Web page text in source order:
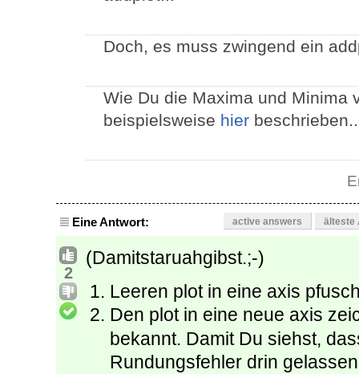
Doch, es muss zwingend ein
Wie Du die Maxima und Minima
beispielsweise hier
Eine Antwort: active answers älteste
2
(Damitstaruahgibst.;-)
Leeren plot in eine axis
Den plot in eine neue axis
bekannt. Damit Du siehst,
Rundungsfehler drin